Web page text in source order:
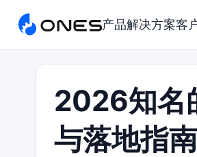
产品解决方案客
2026知名
与落地指南